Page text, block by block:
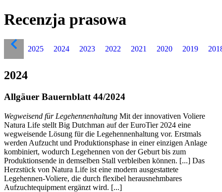
Recenzja prasowa
2025 2024 2023 2022 2021 2020 2019
2024
Allgäuer Bauernblatt 44/2024
Wegweisend für Legehennenhaltung Mit der innovativen Voliere
Natura Life stellt Big Dutchman auf der EuroTier 2024 eine
wegweisende Lösung für die Legehennenhaltung vor. Erstmals
werden Aufzucht und Produktionsphase in einer einzigen Anlage
kombiniert, wodurch Legehennen von der Geburt bis zum
Produktionsende in demselben Stall verbleiben können. [...] Das
Herzstück von Natura Life ist eine modern ausgestattete
Legehennen-Voliere, die durch flexibel herausnehmbares
Aufzuchtequipment ergänzt wird. [...]